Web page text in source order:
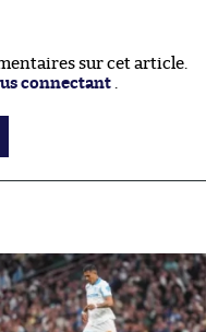
sur cet article.
connectant